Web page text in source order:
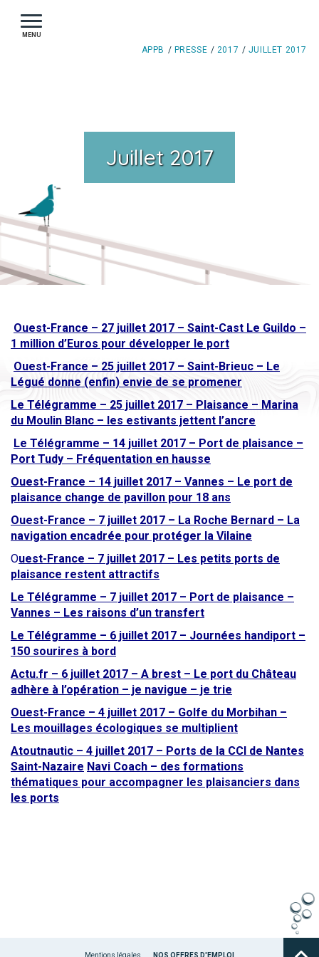
MENU
APPB PRESSE 2017 JUILLET 2017
Juillet 2017
Ouest-France – 27 juillet 2017 – Saint-Cast Le Guildo –
1 million d’Euros pour développer le port
Ouest-France – 25 juillet 2017 – Saint-Brieuc – Le
Légué donne (enfin) envie de se promener
Le Télégramme – 25 juillet 2017 – Plaisance – Marina
du Moulin Blanc – les estivants jettent l’ancre
Le Télégramme – 14 juillet 2017 – Port de plaisance –
Port Tudy – Fréquentation en hausse
Ouest-France – 14 juillet 2017 – Vannes – Le port de
plaisance change de pavillon pour 18 ans
Ouest-France – 7 juillet 2017 – La Roche Bernard – La
navigation encadrée pour protéger la Vilaine
Ouest-France – 7 juillet 2017 – Les petits ports de
plaisance restent attractifs
Le Télégramme – 7 juillet 2017 – Port de plaisance –
Vannes – Les raisons d’un transfert
Le Télégramme – 6 juillet 2017 – Journées handiport –
150 sourires à bord
Actu.fr – 6 juillet 2017 – A brest – Le port du Château
adhère à l’opération – je navigue – je trie
Ouest-France – 4 juillet 2017 – Golfe du Morbihan –
Les mouillages écologiques se multiplient
Atoutnautic – 4 juillet 2017 – Ports de la CCI de Nantes
Saint-Nazaire Navi Coach – des formations
thématiques pour accompagner les plaisanciers dans
les ports
Mentions légales NOS OFFRES D'EMPLOI